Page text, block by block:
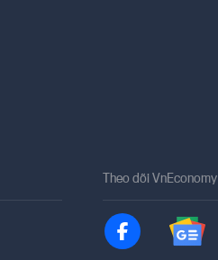
Theo dõi VnEconomy